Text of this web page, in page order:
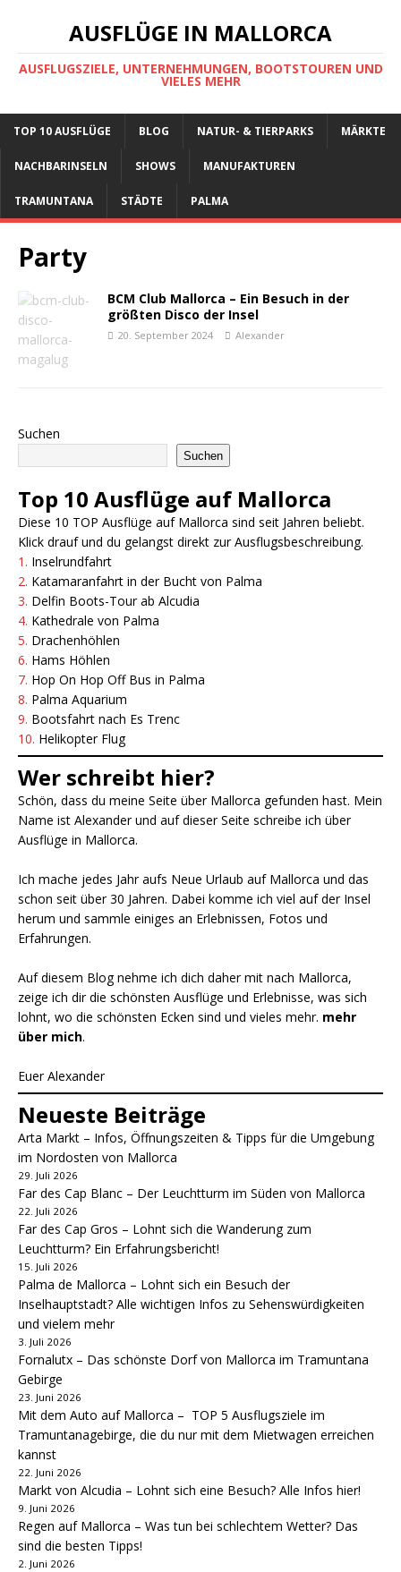
AUSFLÜGE IN MALLORCA
AUSFLUGSZIELE, UNTERNEHMUNGEN, BOOTSTOUREN UND
VIELES MEHR
TOP 10 AUSFLÜGE BLOG NATUR- & TIERPARKS MÄRKTE
NACHBARINSELN SHOWS MANUFAKTUREN
TRAMUNTANA STÄDTE PALMA
Party
BCM Club Mallorca – Ein Besuch in der
größten Disco der Insel
20. September 2024 Alexander
Suchen
Suchen
Top 10 Ausflüge auf Mallorca
Diese 10 TOP Ausflüge auf Mallorca sind seit Jahren beliebt.
Klick drauf und du gelangst direkt zur Ausflugsbeschreibung.
1. Inselrundfahrt
2. Katamaranfahrt in der Bucht von Palma
3. Delfin Boots-Tour ab Alcudia
4. Kathedrale von Palma
5. Drachenhöhlen
6. Hams Höhlen
7. Hop On Hop Off Bus in Palma
8. Palma Aquarium
9. Bootsfahrt nach Es Trenc
10. Helikopter Flug
Wer schreibt hier?
Schön, dass du meine Seite über Mallorca gefunden hast. Mein
Name ist Alexander und auf dieser Seite schreibe ich über
Ausflüge in Mallorca.
Ich mache jedes Jahr aufs Neue Urlaub auf Mallorca und das
schon seit über 30 Jahren. Dabei komme ich viel auf der Insel
herum und sammle einiges an Erlebnissen, Fotos und
Erfahrungen.
Auf diesem Blog nehme ich dich daher mit nach Mallorca,
zeige ich dir die schönsten Ausflüge und Erlebnisse, was sich
lohnt, wo die schönsten Ecken sind und vieles mehr. mehr
über mich.
Euer Alexander
Neueste Beiträge
Arta Markt – Infos, Öffnungszeiten & Tipps für die Umgebung
im Nordosten von Mallorca
29. Juli 2026
Far des Cap Blanc – Der Leuchtturm im Süden von Mallorca
22. Juli 2026
Far des Cap Gros – Lohnt sich die Wanderung zum
Leuchtturm? Ein Erfahrungsbericht!
15. Juli 2026
Palma de Mallorca – Lohnt sich ein Besuch der
Inselhauptstadt? Alle wichtigen Infos zu Sehenswürdigkeiten
und vielem mehr
3. Juli 2026
Fornalutx – Das schönste Dorf von Mallorca im Tramuntana
Gebirge
23. Juni 2026
Mit dem Auto auf Mallorca – TOP 5 Ausflugsziele im
Tramuntanagebirge, die du nur mit dem Mietwagen erreichen
kannst
22. Juni 2026
Markt von Alcudia – Lohnt sich eine Besuch? Alle Infos hier!
9. Juni 2026
Regen auf Mallorca – Was tun bei schlechtem Wetter? Das
sind die besten Tipps!
2. Juni 2026